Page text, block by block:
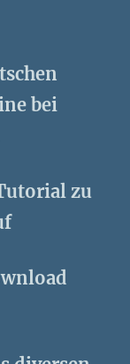
bei
zu